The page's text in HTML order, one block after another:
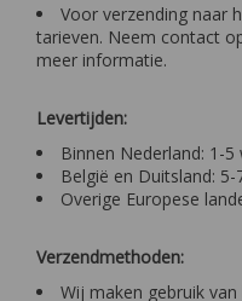
Voor verzending naar
tarieven. Neem contact
meer informatie.
Levertijden:
Binnen Nederland: 1-5
België en Duitsland:
Overige Europese
Verzendmethoden:
Wij maken gebruik